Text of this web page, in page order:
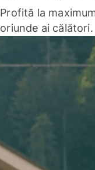
Profită la
oriunde ai călători.